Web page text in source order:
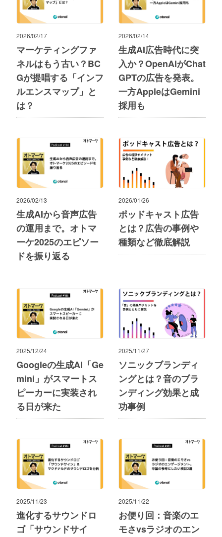
2026/02/17
マーケティングファ
ネルはもう古い？BC
Gが提唱する「インフ
ルエンスマップ」と
は？
2026/02/14
生成AI広告時代に突
入か？OpenAIがChat
GPTの広告を発表。
一方AppleはGemini
採用も
2026/02/13
生成AIから音声広告
の運用まで。オトマ
ーケ2025のエピソー
ドを振り返る
2026/01/26
ポッドキャスト広告
とは？広告の事例や
種類など徹底解説
2025/12/24
Googleの生成AI「Ge
mini」がスマートス
ピーカーに実装され
る日が来た
2025/11/27
ソニックブランディ
ングとは？音のブラ
ンディング効果と成
功事例
2025/11/23
進化するサウンドロ
ゴ「サウンドサイ
2025/11/22
お便り回：音楽のエ
モさvsラジオのエン